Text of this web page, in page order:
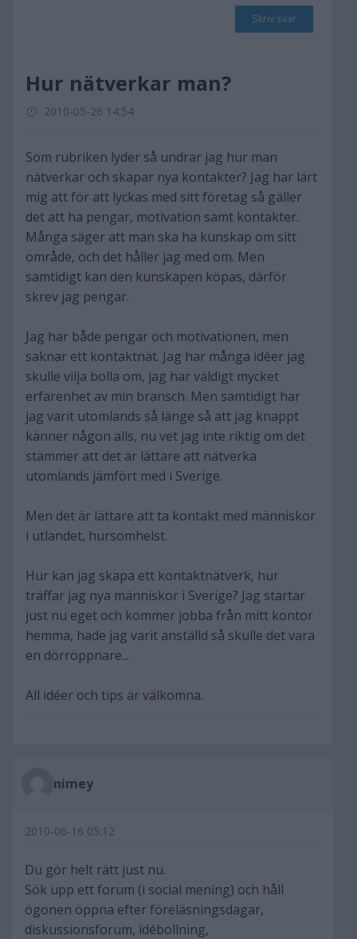
Skriv svar
Hur nätverkar man?
2010-05-26 14:54
Som rubriken lyder så undrar jag hur man
nätverkar och skapar nya kontakter? Jag har lärt
mig att för att lyckas med sitt företag så gäller
det att ha pengar, motivation samt kontakter.
Många säger att man ska ha kunskap om sitt
område, och det håller jag med om. Men
samtidigt kan den kunskapen köpas, därför
skrev jag pengar.
Jag har både pengar och motivationen, men
saknar ett kontaktnät. Jag har många idéer jag
skulle vilja bolla om, jag har väldigt mycket
erfarenhet av min bransch. Men samtidigt har
jag varit utomlands så länge så att jag knappt
känner någon alls, nu vet jag inte riktig om det
stämmer att det är lättare att nätverka
utomlands jämfört med i Sverige.
Men det är lättare att ta kontakt med människor
i utlandet, hursomhelst.
Hur kan jag skapa ett kontaktnätverk, hur
träffar jag nya människor i Sverige? Jag startar
just nu eget och kommer jobba från mitt kontor
hemma, hade jag varit anställd så skulle det vara
en dörröppnare...
All idéer och tips är välkomna.
nimey
2010-06-16 05:12
Du gör helt rätt just nu.
Sök upp ett forum (i social mening) och håll
ögonen öppna efter föreläsningsdagar,
diskussionsforum, idébollning,